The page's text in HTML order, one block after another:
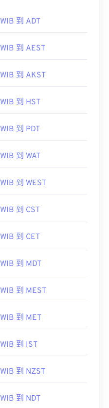
WIB 到 ADT
WIB 到 AEST
WIB 到 AKST
WIB 到 HST
WIB 到 PDT
WIB 到 WAT
WIB 到 WEST
WIB 到 CST
WIB 到 CET
WIB 到 MDT
WIB 到 MEST
WIB 到 MET
WIB 到 IST
WIB 到 NZST
WIB 到 NDT